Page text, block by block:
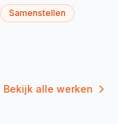
Samenstellen
Bekijk alle werken